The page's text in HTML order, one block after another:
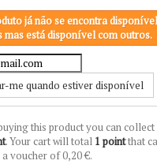
já não se encontra
mas está disponível com outros.
me quando estiver disponível
this product you can collect
. Your cart will total 1 pointthat
a voucher of0,20 €.